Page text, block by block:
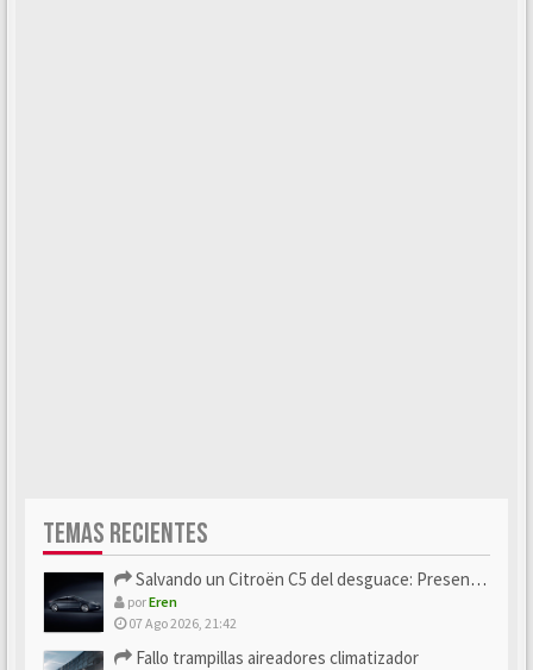
TEMAS RECIENTES
Salvando un Citroën C5 del desguace: Presentación y seguimiento
porEren
07 Ago 2026, 21:42
Fallo trampillas aireadores climatizador